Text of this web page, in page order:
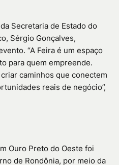
Secretaria de Estado do
Sérgio Gonçalves,
“A Feira é um espaço
para quem empreende.
caminhos que conectem
reais de negócio”,
Ouro Preto do Oeste foi
de Rondônia, por meio da